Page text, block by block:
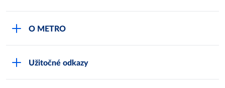
O METRO
Užitočné odkazy